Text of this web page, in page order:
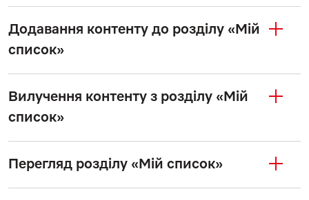
Додавання контенту до розділу «Мій
список»
Вилучення контенту з розділу «Мій
список»
Перегляд розділу «Мій список»